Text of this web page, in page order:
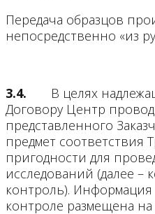
Передача образцов
непосредственно «из
3.4. В целях
Договору Центр
представленного
предмет соответствия
пригодности для
исследований (далее –
контроль).
контроле размещена на